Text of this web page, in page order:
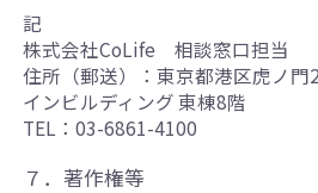
記
株式会社CoLife 相談窓口担当
住所（郵送）：東京都港区虎ノ門
インビルディング 東棟8階
TEL：03-6861-4100
７．著作権等